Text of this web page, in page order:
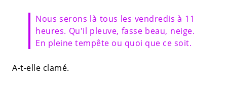
Nous serons là tous les vendredis à 11
heures. Qu'il pleuve, fasse beau, neige.
En pleine tempête ou quoi que ce soit.
A-t-elle clamé.